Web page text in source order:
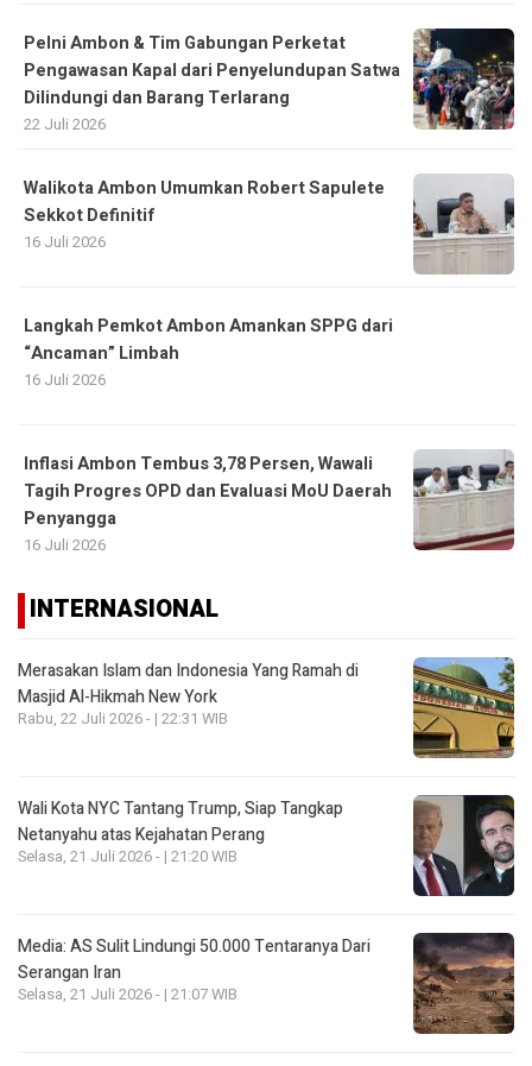
Pelni Ambon & Tim Gabungan Perketat
Pengawasan Kapal dari Penyelundupan Satwa
Dilindungi dan Barang Terlarang
22 Juli 2026
Walikota Ambon Umumkan Robert Sapulete
Sekkot Definitif
16 Juli 2026
Langkah Pemkot Ambon Amankan SPPG dari
“Ancaman” Limbah
16 Juli 2026
Inflasi Ambon Tembus 3,78 Persen, Wawali
Tagih Progres OPD dan Evaluasi MoU Daerah
Penyangga
16 Juli 2026
INTERNASIONAL
Merasakan Islam dan Indonesia Yang Ramah di
Masjid Al-Hikmah New York
Rabu, 22 Juli 2026 - | 22:31 WIB
Wali Kota NYC Tantang Trump, Siap Tangkap
Netanyahu atas Kejahatan Perang
Selasa, 21 Juli 2026 - | 21:20 WIB
Media: AS Sulit Lindungi 50.000 Tentaranya Dari
Serangan Iran
Selasa, 21 Juli 2026 - | 21:07 WIB